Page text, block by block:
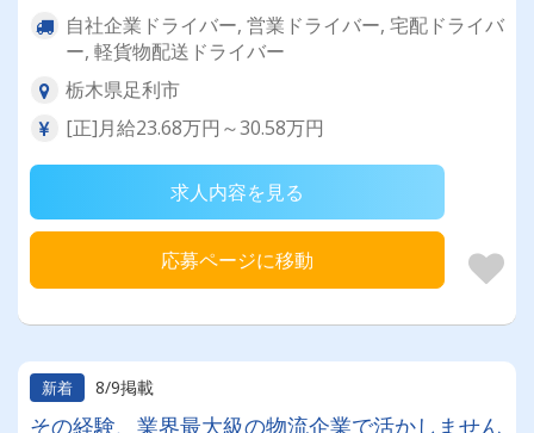
自社企業ドライバー, 営業ドライバー, 宅配ドライバ
ー, 軽貨物配送ドライバー
栃木県足利市
[正]月給23.68万円～30.58万円
求人内容を見る
応募ページに移動
新着 8/9掲載
その経験、業界最大級の物流企業で活かしません